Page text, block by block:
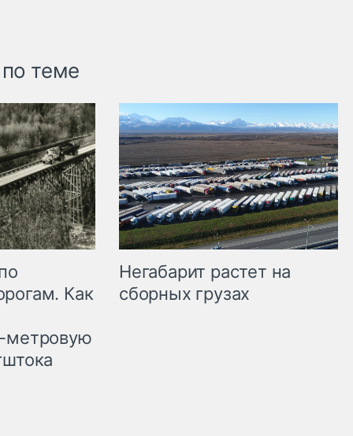
теме
Как
метровую
Негабарит растет на
сборных грузах